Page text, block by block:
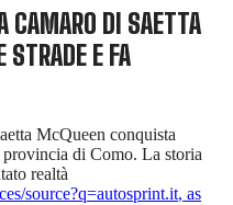
CAMARO DI SAETTA
STRADE E FA
McQueen conquista
di Como. La storia
realtà
source?q=autosprint.it, as